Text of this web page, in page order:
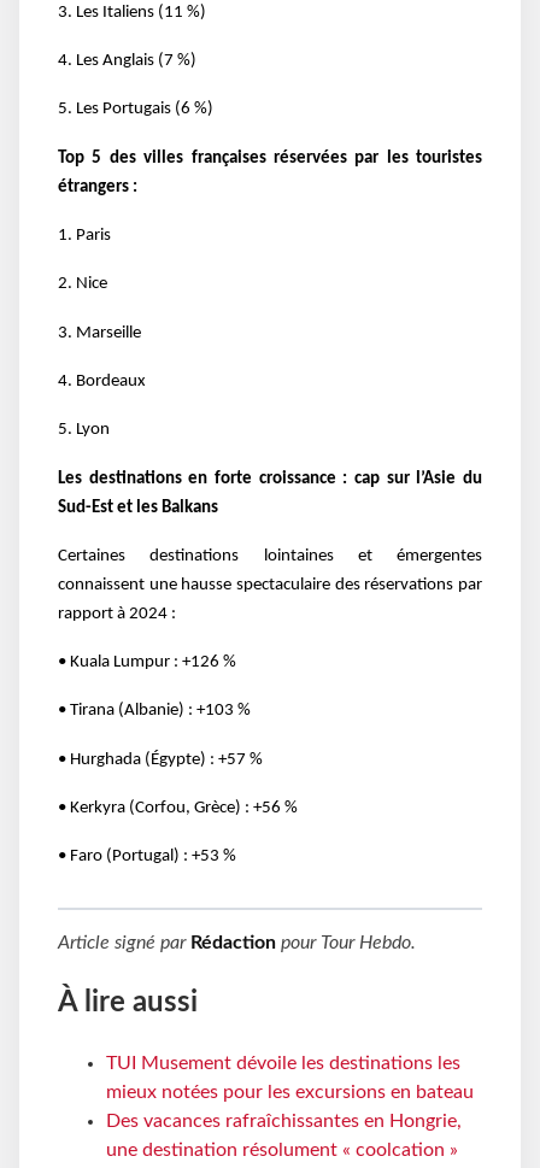
3. Les Italiens (11 %)
4. Les Anglais (7 %)
5. Les Portugais (6 %)
Top 5 des villes françaises réservées par les touristes
étrangers :
1. Paris
2. Nice
3. Marseille
4. Bordeaux
5. Lyon
Les destinations en forte croissance : cap sur l’Asie du
Sud-Est et les Balkans
Certaines destinations lointaines et émergentes
connaissent une hausse spectaculaire des réservations par
rapport à 2024 :
• Kuala Lumpur : +126 %
• Tirana (Albanie) : +103 %
• Hurghada (Égypte) : +57 %
• Kerkyra (Corfou, Grèce) : +56 %
• Faro (Portugal) : +53 %
Article signé par Rédaction pour Tour Hebdo.
À lire aussi
TUI Musement dévoile les destinations les
mieux notées pour les excursions en bateau
Des vacances rafraîchissantes en Hongrie,
une destination résolument « coolcation »